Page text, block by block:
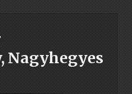
Nagyhegyes